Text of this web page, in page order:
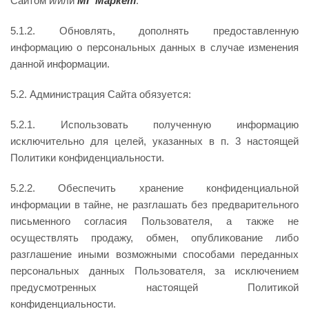
5.1.2. Обновлять, дополнять предоставленную
информацию о персональных данных в случае изменения
данной информации.
5.2. Администрация Сайта обязуется:
5.2.1. Использовать полученную информацию
исключительно для целей, указанных в п. 3 настоящей
Политики конфиденциальности.
5.2.2. Обеспечить хранение конфиденциальной
информации в тайне, не разглашать без предварительного
письменного согласия Пользователя, а также не
осуществлять продажу, обмен, опубликование либо
разглашение иными возможными способами переданных
персональных данных Пользователя, за исключением
предусмотренных настоящей Политикой
конфиденциальности.